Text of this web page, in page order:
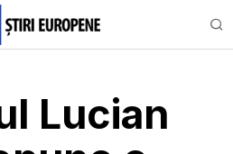
Lucian